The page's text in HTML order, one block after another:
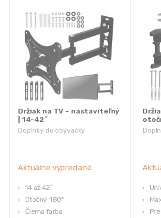
Doplnky do obývačky
Držiak na TV – nastaviteľný
| 14-42″
Aktuálne vypredané
14 až 42″
Otočný: 180°
Čierna farba